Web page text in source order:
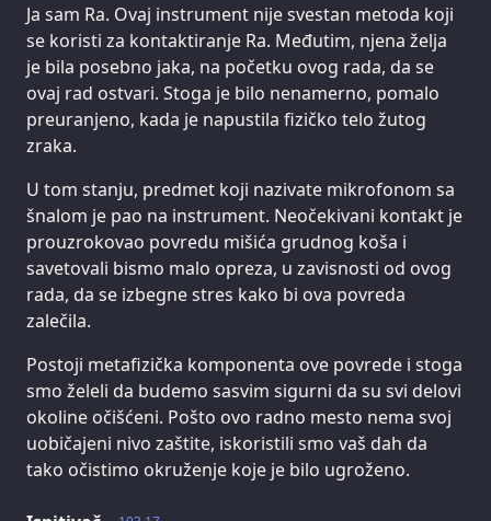
Ja sam Ra. Ovaj instrument nije svestan metoda koji
se koristi za kontaktiranje Ra. Međutim, njena želja
je bila posebno jaka, na početku ovog rada, da se
ovaj rad ostvari. Stoga je bilo nenamerno, pomalo
preuranjeno, kada je napustila fizičko telo žutog
zraka.
U tom stanju, predmet koji nazivate mikrofonom sa
šnalom je pao na instrument. Neočekivani kontakt je
prouzrokovao povredu mišića grudnog koša i
savetovali bismo malo opreza, u zavisnosti od ovog
rada, da se izbegne stres kako bi ova povreda
zalečila.
Postoji metafizička komponenta ove povrede i stoga
smo želeli da budemo sasvim sigurni da su svi delovi
okoline očišćeni. Pošto ovo radno mesto nema svoj
uobičajeni nivo zaštite, iskoristili smo vaš dah da
tako očistimo okruženje koje je bilo ugroženo.